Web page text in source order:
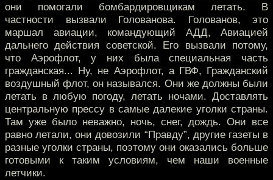
они помогали бомбардировщикам летать. В
частности вызвали Голованова. Голованов, это
маршал авиации, командующий АДД, Авиацией
дальнего действия советской. Его вызвали потому,
что Аэрофлот, у них была специальная часть
гражданская... Ну, не Аэрофлот, а ГВФ, Гражданский
воздушный флот, он назывался. Они же должны были
летать в любую погоду, летать ночами. Доставлять
центральную прессу в самые далекие уголки страны.
Там уже было неважно, ночь, снег, дождь. Они все
равно летали, они довозили “Правду”, другие газеты в
разные уголки страны, поэтому они оказались больше
готовыми к таким условиям, чем наши военные
летчики.